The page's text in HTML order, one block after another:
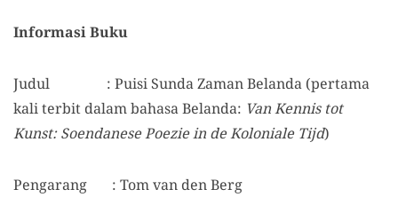
Informasi Buku
Judul : Puisi Sunda Zaman Belanda (pertama
kali terbit dalam bahasa Belanda: Van Kennis tot
Kunst: Soendanese Poezie in de Koloniale Tijd)
Pengarang : Tom van den Berg